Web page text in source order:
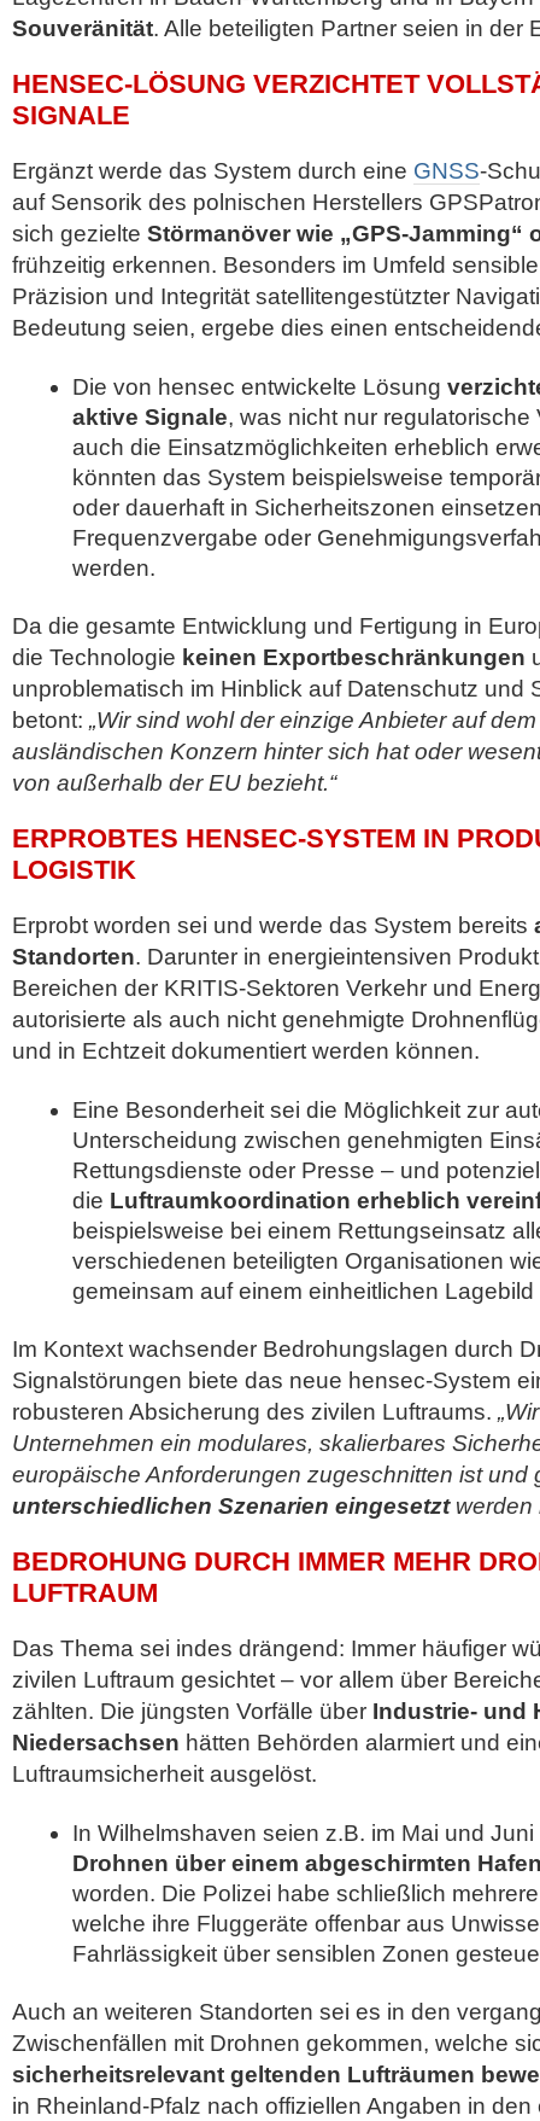
Souveränität. Alle beteiligten Partner seien in der
HENSEC-LÖSUNG VERZICHTET
SIGNALE
Ergänzt werde das System durch eine GNSS-
auf Sensorik des polnischen Herstellers
sich gezielte Störmanöver wie „GPS-Jamming“
frühzeitig erkennen. Besonders im Umfeld
Präzision und Integrität satelliten­gestützter
Bedeutung seien, ergebe dies einen
Die von hensec entwickelte Lösung
aktive Signale, was nicht nur regulatorische
auch die Einsatzmöglichkeiten erheblich
könnten das System beispielsweise
oder dauerhaft in Sicherheitszonen
Frequenzvergabe oder
werden.
Da die gesamte Entwicklung und Fertigung in
die Technologie keinen Exportbeschränkungen
unproblematisch im Hinblick auf Datenschutz und
betont: „Wir sind wohl der einzige Anbieter auf
ausländischen Konzern hinter sich hat oder
von außerhalb der EU bezieht.“
ERPROBTES HENSEC-SYSTEM IN
LOGISTIK
Erprobt worden sei und werde das System bereits
Standorten. Darunter in energieintensiven
Bereichen der KRITIS-Sektoren Verkehr und
autorisierte als auch nicht genehmigte
und in Echtzeit dokumentiert werden können.
Eine Besonderheit sei die Möglichkeit zur
Unterscheidung zwischen genehmigten
Rettungsdienste oder Presse – und
die Luftraumkoordination erheblich
beispielsweise bei einem Rettungseinsatz
verschiedenen beteiligten Organisationen
gemeinsam auf einem einheitlichen Lagebild
Im Kontext wachsender Bedrohungslagen durch
Signalstörungen biete das neue hensec-System
robusteren Absicherung des zivilen Luftraums.
Unternehmen ein modulares, skalierbares
europäische Anforderungen zugeschnitten ist und
unterschiedlichen Szenarien eingesetztwerden
BEDROHUNG DURCH IMMER MEHR
LUFTRAUM
Das Thema sei indes drängend: Immer häufiger
zivilen Luftraum gesichtet – vor allem über
zählten. Die jüngsten Vorfälle über Industrie- und
Niedersachsen hätten Behörden alarmiert und
Luftraumsicherheit ausgelöst.
In Wilhelmshaven seien z.B. im Mai und
Drohnen über einem abgeschirmten
worden. Die Polizei habe schließlich
welche ihre Fluggeräte offenbar aus
Fahrlässigkeit über sensiblen Zonen
Auch an weiteren Standorten sei es in den
Zwischenfällen mit Drohnen gekommen, welche
sicherheitsrelevant geltenden Lufträumen
in Rheinland-Pfalz nach offiziellen Angaben in